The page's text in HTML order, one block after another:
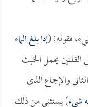
فقوله: (إذا بلغ الماء
القلتين يحمل الخبث
والإجماع الذي
شيء) يستثنى من ذلك